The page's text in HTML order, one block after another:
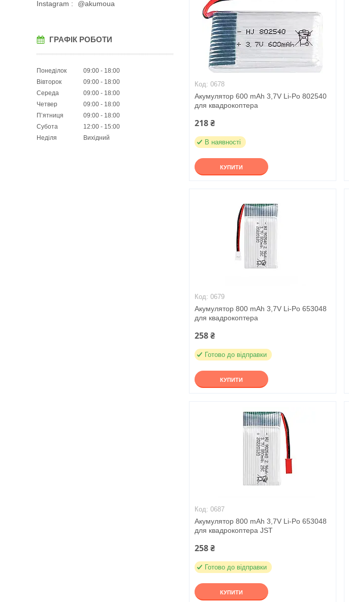
Instagram @akumoua
ГРАФІК РОБОТИ
Понеділок 09:00
18:00
Вівторок
09:00
18:00
Середа
09:00
18:00
Четвер
09:00
18:00
Пʼятниця
09:00
18:00
Субота
12:00
15:00
Неділя
Вихідний
0678
Акумулятор 600 mAh 3,7V Li-Po 802540
для квадрокоптера
218 ₴
В наявності
КУПИТИ
0679
Акумулятор 800 mAh 3,7V Li-Po 653048
для квадрокоптера
258 ₴
Готово до відправки
КУПИТИ
0687
Акумулятор 800 mAh 3,7V Li-Po 653048
для квадрокоптера JST
258 ₴
Готово до відправки
КУПИТИ